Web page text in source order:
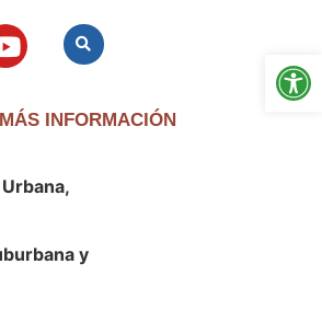
MÁS INFORMACIÓN
y